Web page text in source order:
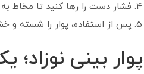
فشار دست را رها کنید تا مخاط
پس از استفاده، پوار را شسته و
پوار بینی